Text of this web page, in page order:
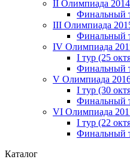
II Олимпиада 2014
Финальный
III Олимпиада
Финальный
IV Олимпиада
I тур (25
Финальный
V Олимпиада
I тур (30
Финальный
VI Олимпиада
I тур (22
Финальный
Каталог